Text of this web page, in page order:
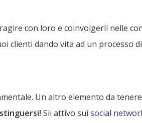
con loro e coinvolgerli nelle
clienti dando vita ad un processo di
Un altro elemento da tenere
Sii attivo sui social